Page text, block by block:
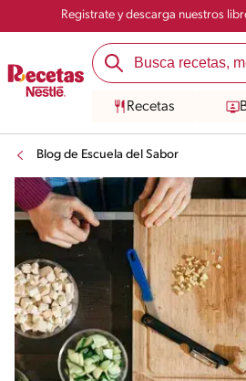
Registrate y descarga nuestros
Recetas
Blog de Escuela del Sabor